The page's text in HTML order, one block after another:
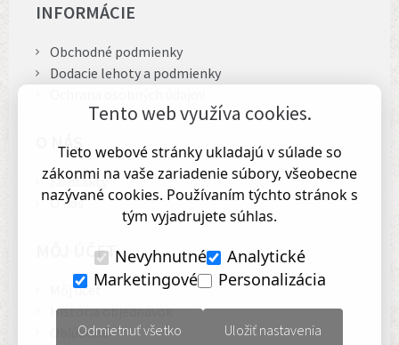
INFORMÁCIE
Obchodné podmienky
Dodacie lehoty a podmienky
O NÁS
Kontakty
O nás
MÔJ ÚČET
Môj účet
História objednávok
Obľúbené
Tento web využíva cookies.
Tieto webové stránky ukladajú v súlade so
zákonmi na vaše zariadenie súbory, všeobecne
nazývané cookies. Používaním týchto stránok s
tým vyjadrujete súhlas.
Nevyhnutné
Analytické
Marketingové
Personalizácia
Odmietnuť všetko Uložiť nastavenia